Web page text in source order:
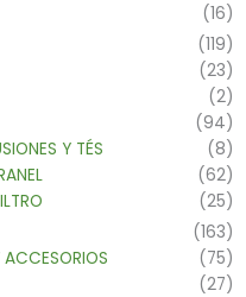
(16)
(119)
(23)
(2)
(94)
Y TÉS
(8)
(62)
(25)
(163)
ACCESORIOS
(75)
(27)